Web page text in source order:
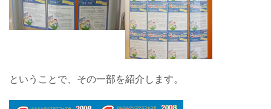
ということで、その一部を紹介します。